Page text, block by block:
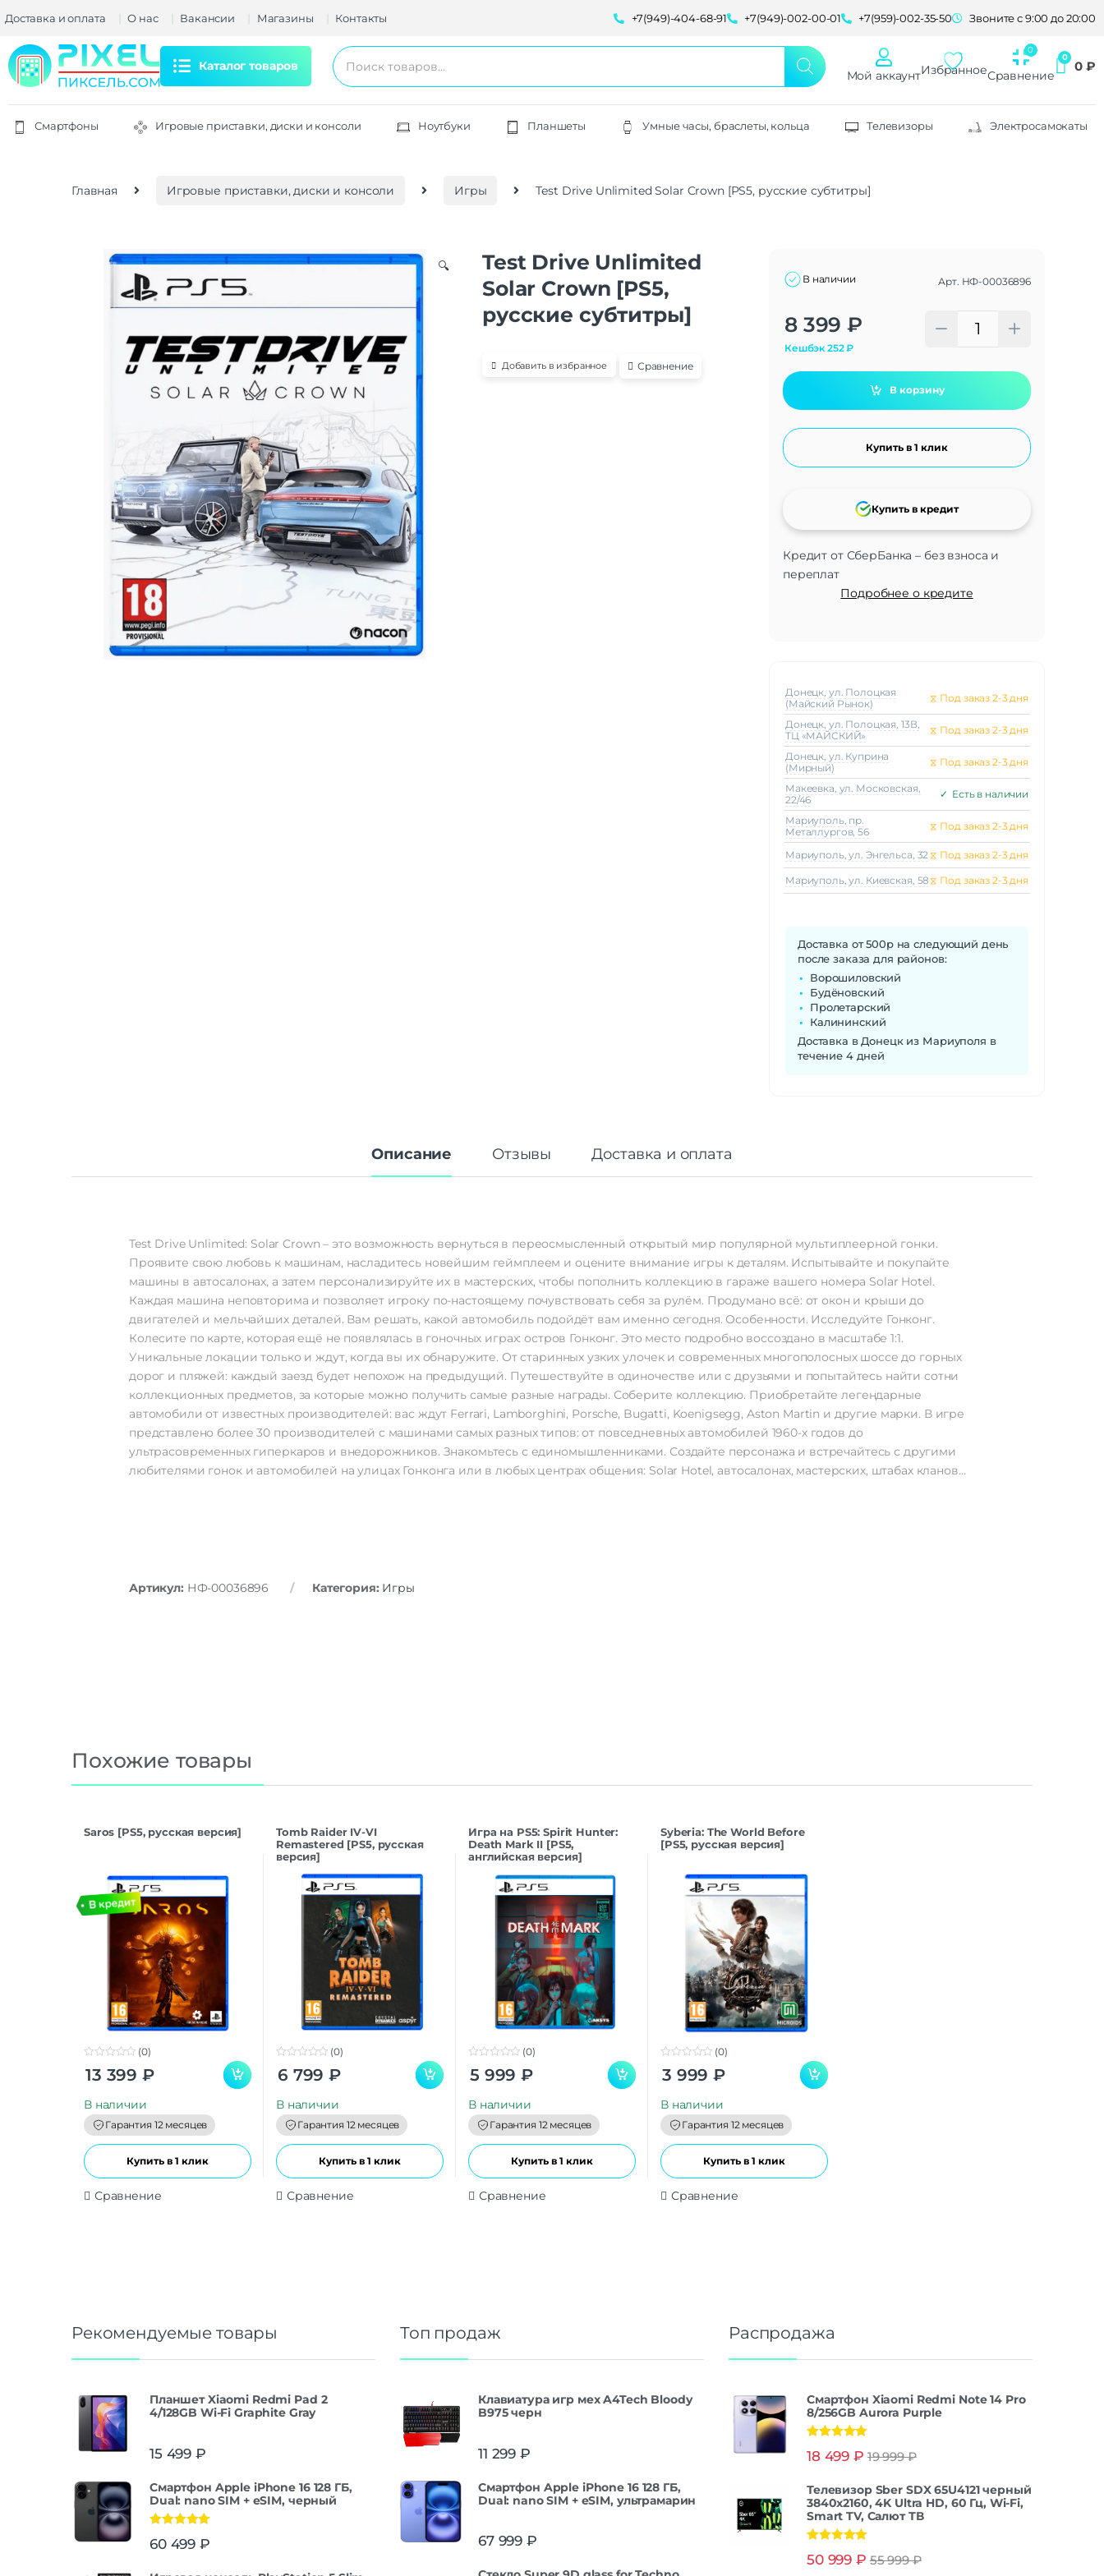
Доставка и оплата О нас Вакансии Магазины Контакты +7(949)-404-68-91 +7(949)-002-00-01 +7(959)-002-35-50 Звоните с 9:00 до 20:00
Каталог товаров
Мой аккаунтИзбранноеСравнение
0 ₽
Смартфоны Игровые приставки, диски и консоли Ноутбуки Планшеты Умные часы, браслеты, кольца Телевизоры Электросамокаты
Главная Игровые приставки, диски и консоли Игры Test Drive Unlimited Solar Crown [PS5, русские субтитры]
🔍
Test Drive Unlimited
Solar Crown [PS5,
русские субтитры]
Добавить в избранное Сравнение
В наличии Арт. НФ-00036896
8 399 ₽
Кешбэк252₽
В корзину
Купить в 1 клик
Кредит от СберБанка – без взноса и
переплат
Подробнее о кредите
Купить в кредит
Alternative:
Донецк, ул. Полоцкая
(Майский Рынок)
⧖ Под заказ 2-3 дня
Донецк, ул. Полоцкая, 13В,
ТЦ «МАЙСКИЙ»
⧖ Под заказ 2-3 дня
Донецк, ул. Куприна
(Мирный)
⧖ Под заказ 2-3 дня
Макеeвка, ул. Московская,
22/46
✓ Есть в наличии
Мариуполь, пр.
Металлургов, 56
⧖ Под заказ 2-3 дня
Мариуполь, ул. Энгельса, 32 ⧖ Под заказ 2-3 дня
Мариуполь, ул. Киевская, 58 ⧖ Под заказ 2-3 дня
Доставка от 500р на следующий день
после заказа для районов:
Ворошиловский
Будёновский
Пролетарский
Калининский
Доставка в Донецк из Мариуполя в
течение 4 дней
Описание Отзывы Доставка и оплата
Test Drive Unlimited: Solar Crown – это возможность вернуться в переосмысленный открытый мир популярной мультиплеерной гонки.
Проявите свою любовь к машинам, насладитесь новейшим геймплеем и оцените внимание игры к деталям. Испытывайте и покупайте
машины в автосалонах, а затем персонализируйте их в мастерских, чтобы пополнить коллекцию в гараже вашего номера Solar Hotel.
Каждая машина неповторима и позволяет игроку по-настоящему почувствовать себя за рулём. Продумано всё: от окон и крыши до
двигателей и мельчайших деталей. Вам решать, какой автомобиль подойдёт вам именно сегодня. Особенности. Исследуйте Гонконг.
Колесите по карте, которая ещё не появлялась в гоночных играх: остров Гонконг. Это место подробно воссоздано в масштабе 1:1.
Уникальные локации только и ждут, когда вы их обнаружите. От старинных узких улочек и современных многополосных шоссе до горных
дорог и пляжей: каждый заезд будет непохож на предыдущий. Путешествуйте в одиночестве или с друзьями и попытайтесь найти сотни
коллекционных предметов, за которые можно получить самые разные награды. Соберите коллекцию. Приобретайте легендарные
автомобили от известных производителей: вас ждут Ferrari, Lamborghini, Porsche, Bugatti, Koenigsegg, Aston Martin и другие марки. В игре
представлено более 30 производителей с машинами самых разных типов: от повседневных автомобилей 1960-х годов до
ультрасовременных гиперкаров и внедорожников. Знакомьтесь с единомышленниками. Создайте персонажа и встречайтесь с другими
любителями гонок и автомобилей на улицах Гонконга или в любых центрах общения: Solar Hotel, автосалонах, мастерских, штабах кланов…
Артикул: НФ-00036896 Категория: Игры
Похожие товары
Saros [PS5, русская версия]
o
(0)
13 399 ₽
В наличии
Гарантия 12 месяцев
Купить в 1 клик
Сравнение
Tomb Raider IV-VI
Remastered [PS5, русская
версия]
o
o
(0)
6 799 ₽
В наличии
Гарантия 12 месяцев
Купить в 1 клик
Сравнение
Игра на PS5: Spirit Hunter:
Death Mark II [PS5,
английская версия]
o
o
(0)
5 999 ₽
В наличии
Гарантия 12 месяцев
Купить в 1 клик
Сравнение
Syberia: The World Before
[PS5, русская версия]
o
o
(0)
3 999 ₽
В наличии
Гарантия 12 месяцев
Купить в 1 клик
Сравнение
Рекомендуемые товары
Планшет Xiaomi Redmi Pad 2
4/128GB Wi-Fi Graphite Gray
15 499 ₽
Смартфон Apple iPhone 16 128 ГБ,
Dual: nano SIM + eSIM, черный
из 5
60 499 ₽
Топ продаж
Клавиатура игр мех A4Tech Bloody
B975 черн
11 299 ₽
Смартфон Apple iPhone 16 128 ГБ,
Dual: nano SIM + eSIM, ультрамарин
67 999 ₽
Распродажа
Смартфон Xiaomi Redmi Note 14 Pro
8/256GB Aurora Purple
из 5
18 499 ₽ 19 999₽
Телевизор Sber SDX 65U4121 черный
3840x2160, 4K Ultra HD, 60 Гц, Wi-Fi,
Smart TV, Салют ТВ
из 5
50 999 ₽ 55 999₽